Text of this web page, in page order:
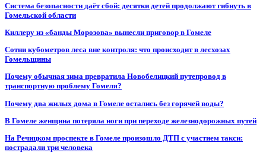
Система безопасности даёт сбой: десятки детей продолжают гибнуть в
Гомельской области
Киллеру из «банды Морозова» вынесли приговор в Гомеле
Сотни кубометров леса вне контроля: что происходит в лесхозах
Гомельщины
Почему обычная зима превратила Новобелицкий путепровод в
транспортную проблему Гомеля?
Почему два жилых дома в Гомеле остались без горячей воды?
В Гомеле женщина потеряла ноги при переходе железнодорожных путей
На Речицком проспекте в Гомеле произошло ДТП с участием такси:
пострадали три человека